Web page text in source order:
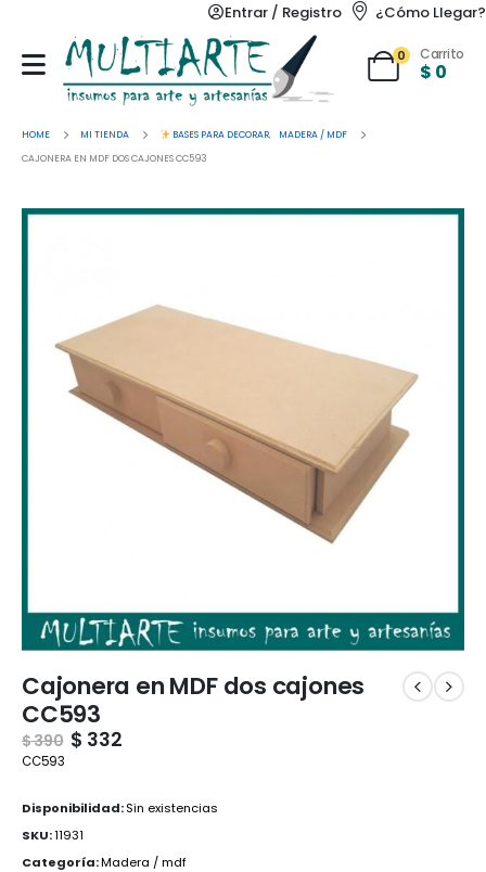
Entrar / Registro ¿Cómo Llegar?
0 Carrito
$ 0
HOME MI TIENDA BASES PARA DECORAR,
MADERA / MDF
CAJONERA EN MDF DOS CAJONES CC593
Cajonera en MDF dos cajones
CC593
$390 $ 332
CC593
Disponibilidad:Sin existencias
SKU:11931
Categoría:Madera / mdf